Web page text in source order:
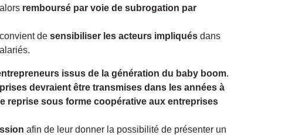
remboursé par voie de subrogation par
de sensibiliser les acteurs impliqués dans
issus de la génération du baby boom.
devraient être transmises dans les années à
reprise sous forme coopérative aux entreprises
afin de leur donner la possibilité de présenter un